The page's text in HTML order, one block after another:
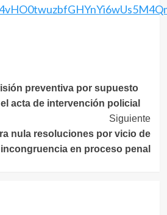
preventiva por supuesto
acta de intervención policial
Siguiente
nula resoluciones por vicio de
incongruencia en proceso penal